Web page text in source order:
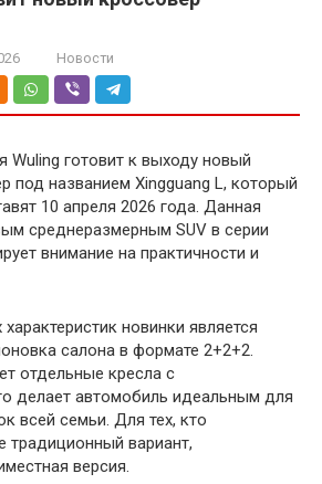
Новости
Wuling готовит к выходу новый
под названием Xingguang L, который
10 апреля 2026 года. Данная
среднеразмерным SUV в серии
внимание на практичности и
новинки является
салона в формате 2+2+2.
отдельные кресла с
делает автомобиль идеальным для
всей семьи. Для тех, кто
традиционный вариант,
версия.